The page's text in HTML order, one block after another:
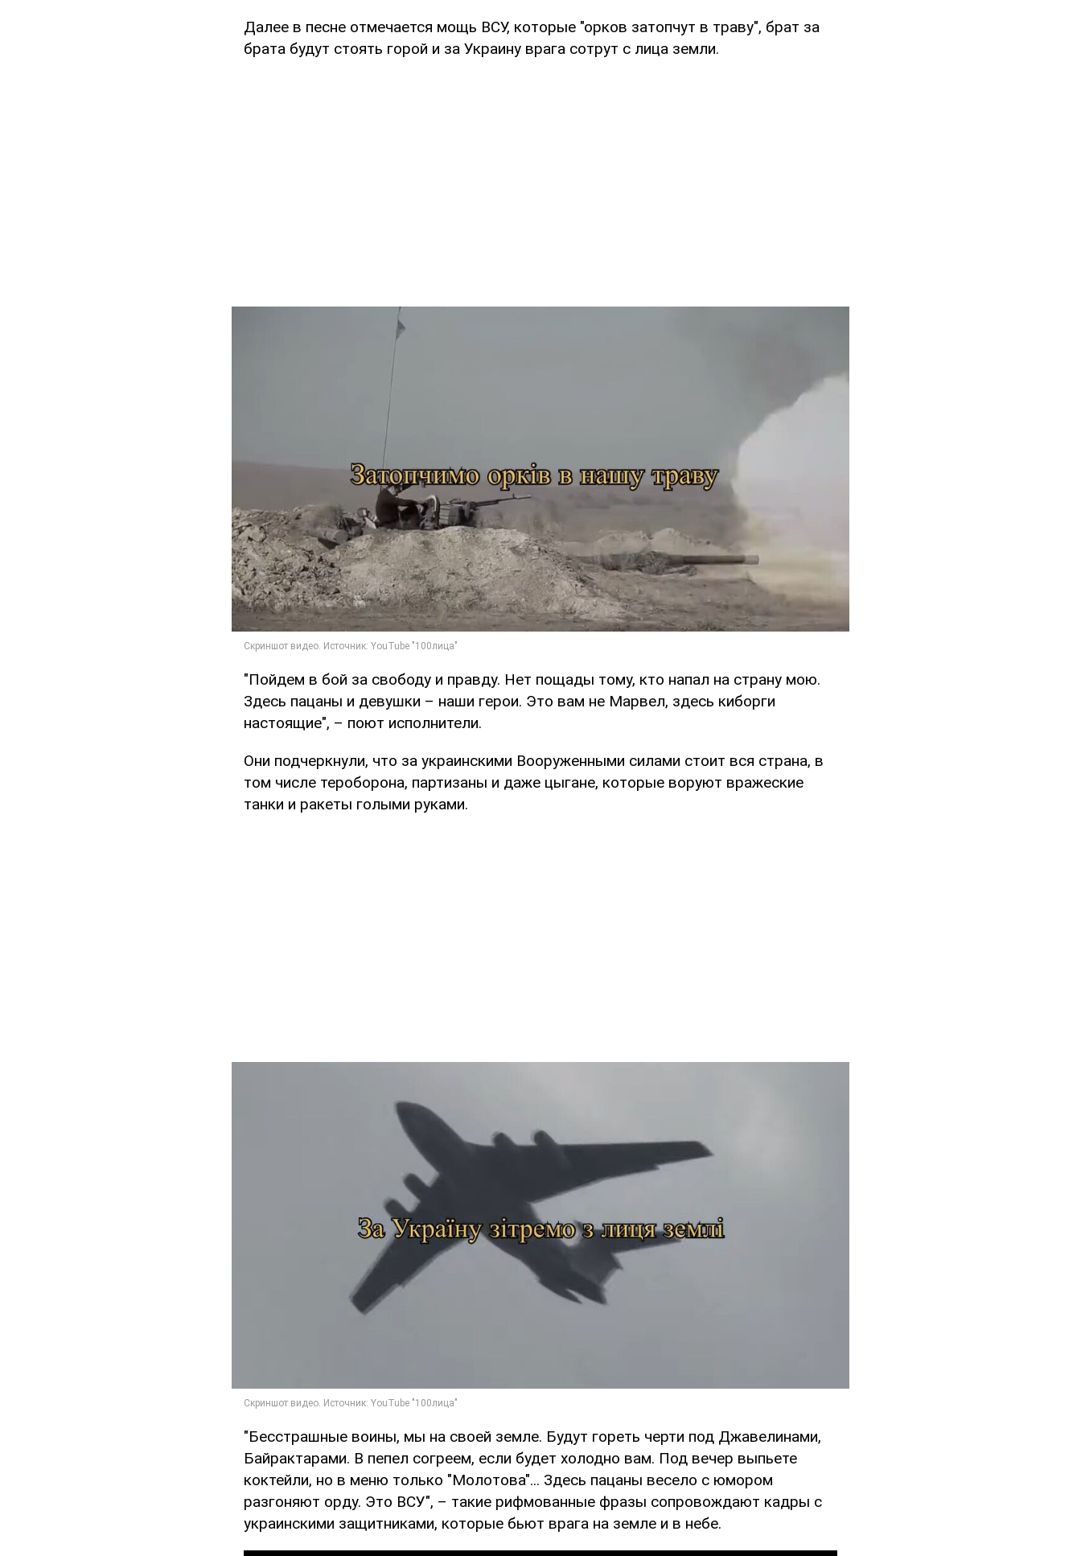
Далее в песне отмечается мощь ВСУ, которые "орков затопчут в траву", брат за
брата будут стоять горой и за Украину врага сотрут с лица земли.
"Пойдем в бой за свободу и правду. Нет пощады тому, кто напал на страну мою.
Здесь пацаны и девушки – наши герои. Это вам не Марвел, здесь киборги
настоящие", – поют исполнители.
Они подчеркнули, что за украинскими Вооруженными силами стоит вся страна, в
том числе тероборона, партизаны и даже цыгане, которые воруют вражеские
танки и ракеты голыми руками.
"Бесстрашные воины, мы на своей земле. Будут гореть черти под Джавелинами,
Байрактарами. В пепел согреем, если будет холодно вам. Под вечер выпьете
коктейли, но в меню только "Молотова"... Здесь пацаны весело с юмором
разгоняют орду. Это ВСУ", – такие рифмованные фразы сопровождают кадры с
украинскими защитниками, которые бьют врага на земле и в небе.